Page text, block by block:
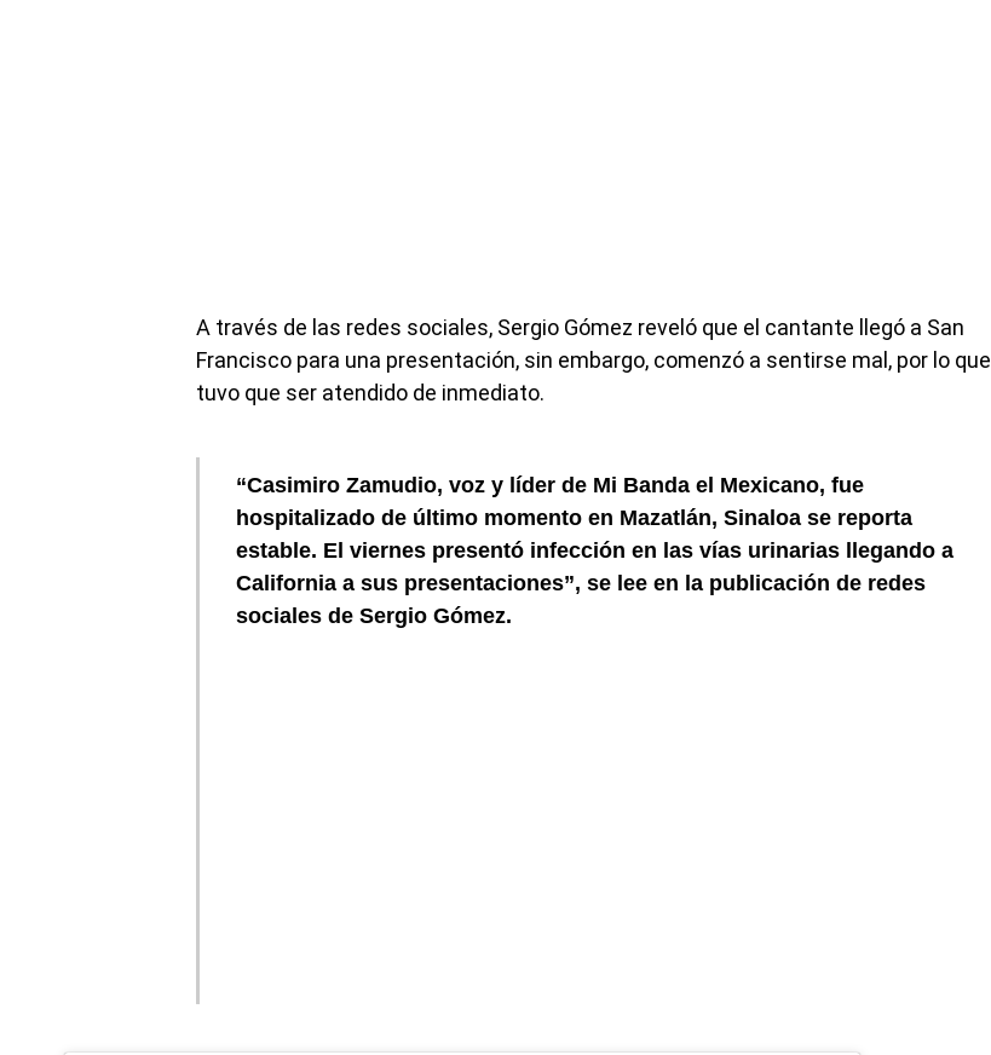
A través de las redes sociales, Sergio Gómez reveló que el cantante llegó a San
Francisco para una presentación, sin embargo, comenzó a sentirse mal, por lo que
tuvo que ser atendido de inmediato.
“Casimiro Zamudio, voz y líder de Mi Banda el Mexicano, fue
hospitalizado de último momento en Mazatlán, Sinaloa se reporta
estable. El viernes presentó infección en las vías urinarias llegando a
California a sus presentaciones”, se lee en la publicación de redes
sociales de Sergio Gómez.